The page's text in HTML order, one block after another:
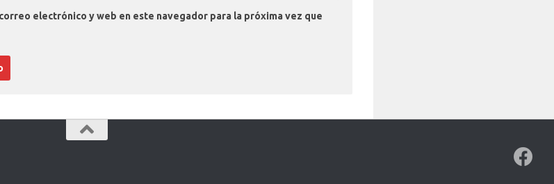
electrónico y web en este navegador para la próxima vez que